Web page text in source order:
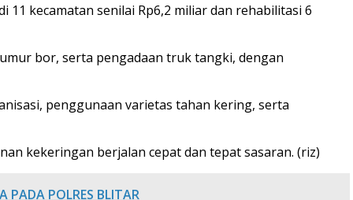
kecamatan senilai Rp6,2 miliar dan rehabilitasi 6
bor, serta pengadaan truk tangki, dengan
penggunaan varietas tahan kering, serta
kekeringan berjalan cepat dan tepat sasaran. (riz)
PADA POLRES BLITAR